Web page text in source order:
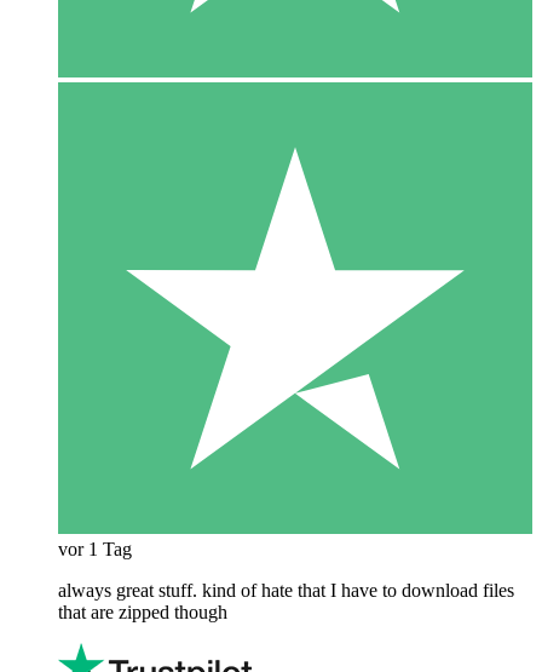
vor 1 Tag
always great stuff. kind of hate that I have to download files
that are zipped though